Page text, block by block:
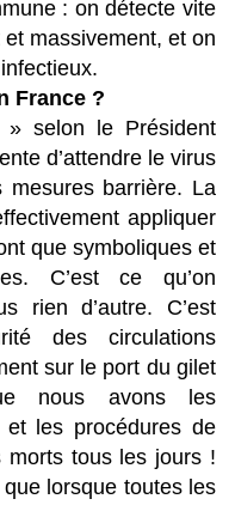
: on détecte vite
massivement, et on
France ?
selon le Président
d’attendre le virus
mesures barrière. La
appliquer
que symboliques et
C’est ce qu’on
rien d’autre. C’est
des circulations
sur le port du gilet
nous avons les
et les procédures de
tous les jours !
lorsque toutes les